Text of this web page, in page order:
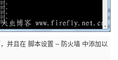
并且在 脚本设置 – 防火墙 中添加以